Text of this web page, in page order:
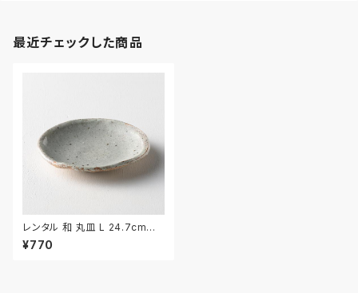
最近チェックした商品
レンタル 和 丸皿 L 24.7cm｜
WML016
¥770